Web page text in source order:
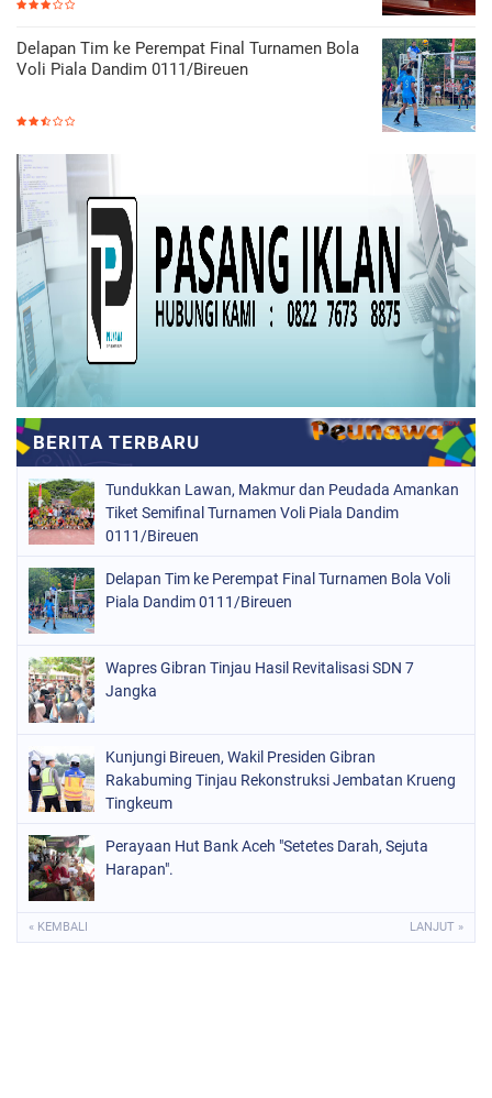
Delapan Tim ke Perempat Final Turnamen Bola
Voli Piala Dandim 0111/Bireuen
Tundukkan Lawan, Makmur dan Peudada Amankan
Tiket Semifinal Turnamen Voli Piala Dandim
0111/Bireuen
Delapan Tim ke Perempat Final Turnamen Bola Voli
Piala Dandim 0111/Bireuen
Wapres Gibran Tinjau Hasil Revitalisasi SDN 7
Jangka
Kunjungi Bireuen, Wakil Presiden Gibran
Rakabuming Tinjau Rekonstruksi Jembatan Krueng
Tingkeum
Perayaan Hut Bank Aceh "Setetes Darah, Sejuta
Harapan".
« KEMBALI LANJUT »